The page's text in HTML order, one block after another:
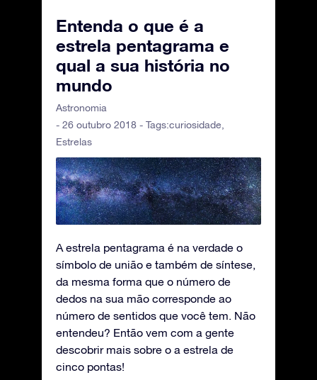
Entenda o que é a
estrela pentagrama e
qual a sua história no
mundo
Astronomia
- 26 outubro 2018 - Tags:curiosidade
Estrelas
A estrela pentagrama é na verdade o
símbolo de união e também de síntese,
da mesma forma que o número de
dedos na sua mão corresponde ao
número de sentidos que você tem. Não
entendeu? Então vem com a gente
descobrir mais sobre o a estrela de
cinco pontas!